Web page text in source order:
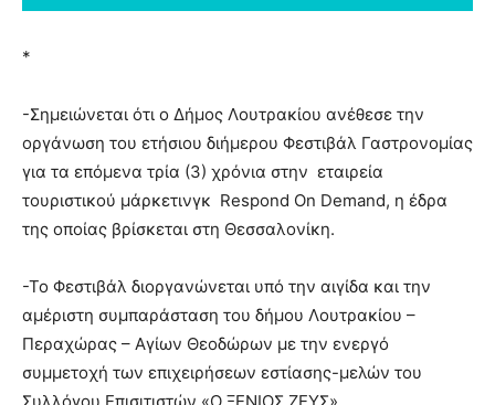
*
-Σημειώνεται ότι ο Δήμος Λουτρακίου ανέθεσε την
οργάνωση του ετήσιου διήμερου Φεστιβάλ Γαστρονομίας
για τα επόμενα τρία (3) χρόνια στην εταιρεία
τουριστικού μάρκετινγκ Respond On Demand, η έδρα
της οποίας βρίσκεται στη Θεσσαλονίκη.
-Το Φεστιβάλ διοργανώνεται υπό την αιγίδα και την
αμέριστη συμπαράσταση του δήμου Λουτρακίου –
Περαχώρας – Αγίων Θεοδώρων με την ενεργό
συμμετοχή των επιχειρήσεων εστίασης-μελών του